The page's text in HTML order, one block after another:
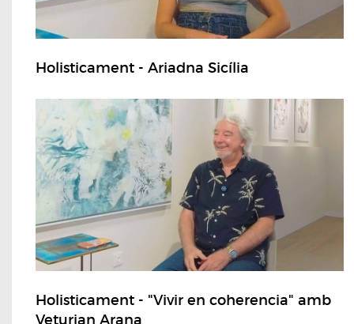
Holisticament - Ariadna Sicília
Holisticament - "Vivir en coherencia" amb
Veturian Arana